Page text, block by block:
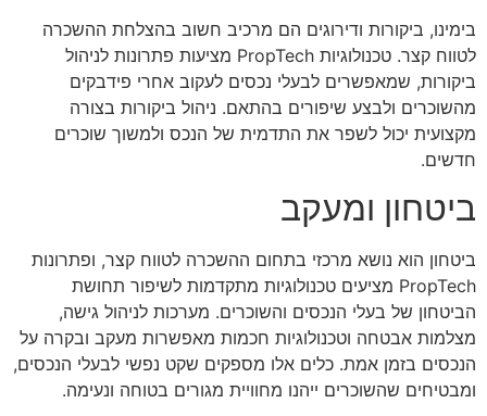
בימינו, ביקורות ודירוגים הם מרכיב חשוב בהצלחת ההשכרה
לטווח קצר. טכנולוגיות PropTech מציעות פתרונות לניהול
ביקורות, שמאפשרים לבעלי נכסים לעקוב אחרי פידבקים
מהשוכרים ולבצע שיפורים בהתאם. ניהול ביקורות בצורה
מקצועית יכול לשפר את התדמית של הנכס ולמשוך שוכרים
חדשים.
ביטחון ומעקב
ביטחון הוא נושא מרכזי בתחום ההשכרה לטווח קצר, ופתרונות
PropTech מציעים טכנולוגיות מתקדמות לשיפור תחושת
הביטחון של בעלי הנכסים והשוכרים. מערכות לניהול גישה,
מצלמות אבטחה וטכנולוגיות חכמות מאפשרות מעקב ובקרה על
הנכסים בזמן אמת. כלים אלו מספקים שקט נפשי לבעלי הנכסים,
ומבטיחים שהשוכרים ייהנו מחוויית מגורים בטוחה ונעימה.